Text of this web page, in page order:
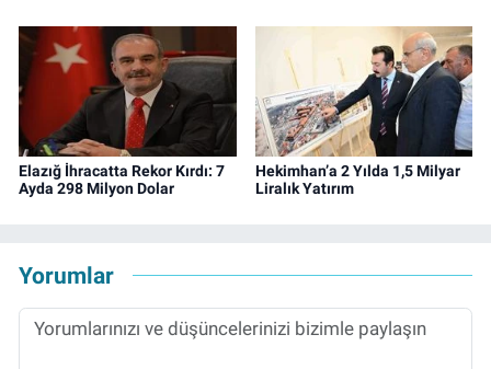
Elazığ İhracatta Rekor Kırdı: 7
Ayda 298 Milyon Dolar
Hekimhan’a 2 Yılda 1,5 Milyar
Liralık Yatırım
Yorumlar